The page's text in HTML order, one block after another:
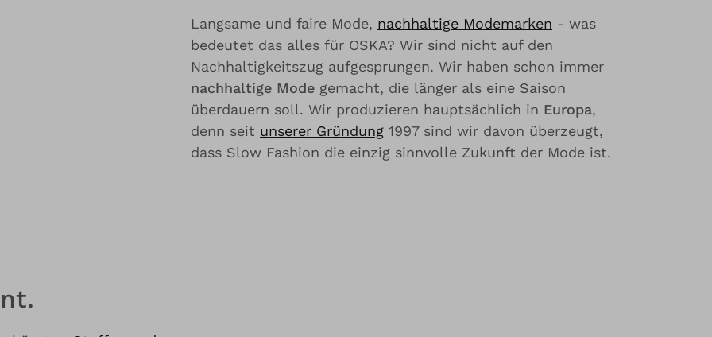
Langsame und faire Mode, nachhaltige Modemarken - was
bedeutet das alles für OSKA? Wir sind nicht auf den
Nachhaltigkeitszug aufgesprungen. Wir haben schon immer
nachhaltige Mode gemacht, die länger als eine Saison
überdauern soll. Wir produzieren hauptsächlich in Europa,
denn seit unserer Gründung 1997 sind wir davon überzeugt,
dass Slow Fashion die einzig sinnvolle Zukunft der Mode ist.